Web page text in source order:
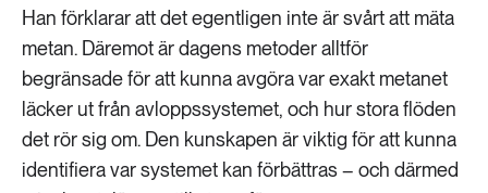
Han förklarar att det egentligen inte är svårt att mäta
metan. Däremot är dagens metoder alltför
begränsade för att kunna avgöra var exakt metanet
läcker ut från avloppssystemet, och hur stora flöden
det rör sig om. Den kunskapen är viktig för att kunna
identifiera var systemet kan förbättras – och därmed